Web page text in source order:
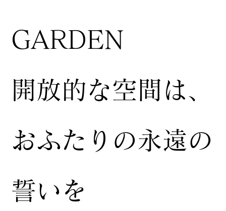
GARDEN
開放的な空間は、
おふたりの永遠の
誓いを